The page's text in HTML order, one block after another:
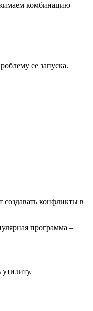
комбинацию
ее запуска.
конфликты в
программа –